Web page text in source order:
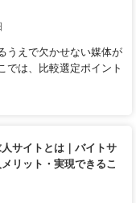
うえで欠かせない媒体が
では、比較選定ポイント
サイトとは｜バイトサ
リット・実現できるこ